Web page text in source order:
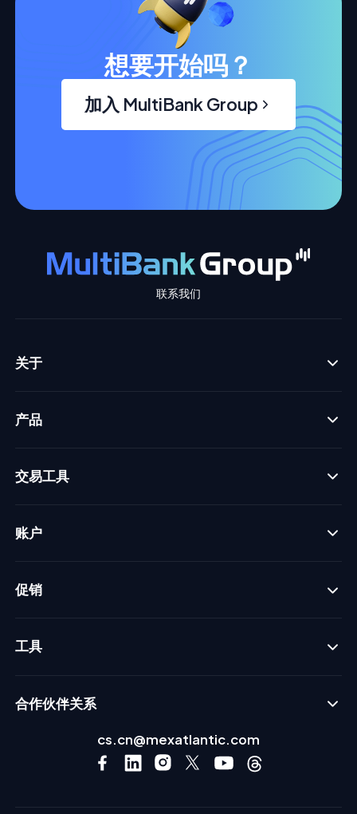
想要开始吗？
加入 MultiBank Group
联系我们
关于
产品
交易工具
账户
促销
工具
合作伙伴关系
cs.cn@mexatlantic.com